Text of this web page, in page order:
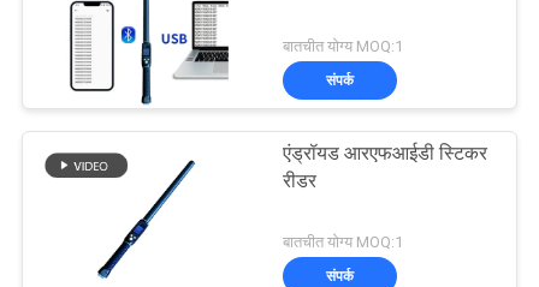
बातचीत योग्य MOQ:1
संपर्क
एंड्रॉयड आरएफआईडी स्टिकर
रीडर
बातचीत योग्य MOQ:1
संपर्क